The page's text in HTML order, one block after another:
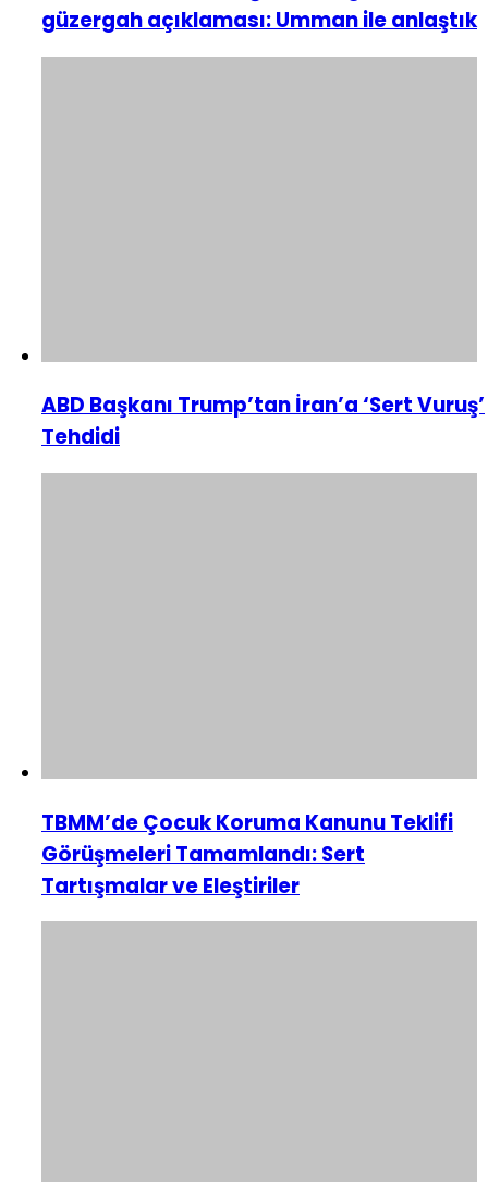
güzergah açıklaması: Umman ile anlaştık
ABD Başkanı Trump’tan İran’a ‘Sert Vuruş’
Tehdidi
TBMM’de Çocuk Koruma Kanunu Teklifi
Görüşmeleri Tamamlandı: Sert
Tartışmalar ve Eleştiriler